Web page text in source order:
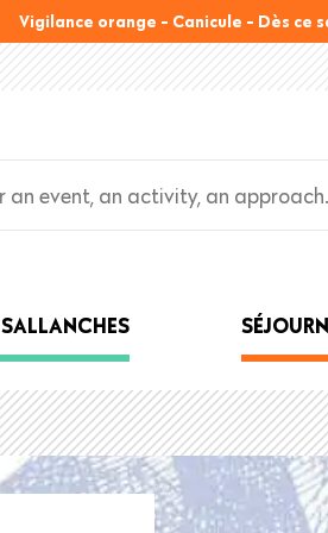
Vigilance orange - Canicule - Dès ce